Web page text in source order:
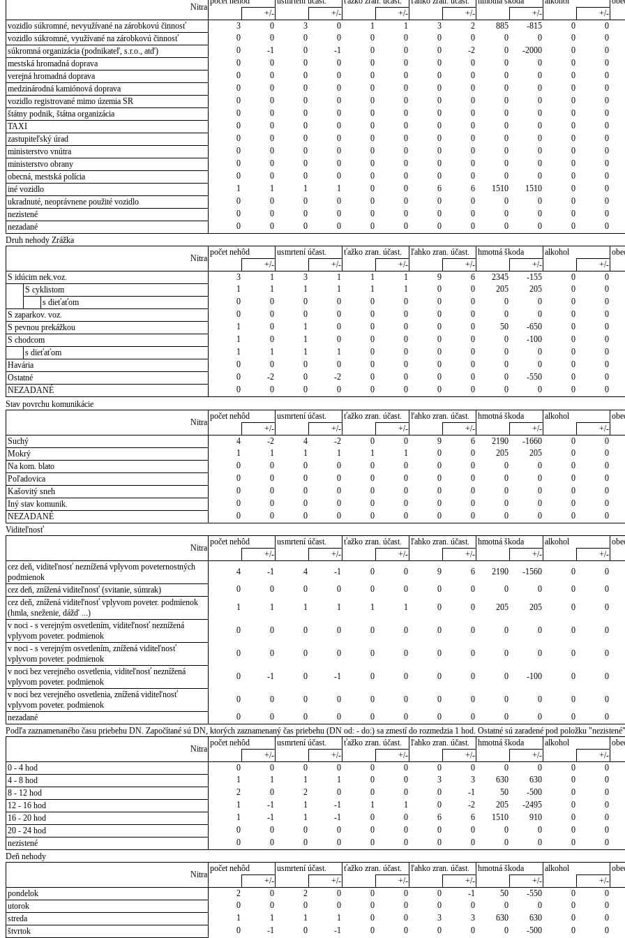
Nitra
+/-
+/- +/- +/- +/- +/-
vozidlo súkromné, nevyužívané na zárobkovú činnosť
3 0 3 0 1 1 3 2 885 -815 0 0
vozidlo súkromné, využívané na zárobkovú činnosť
0 0 0 0 0 0 0 0 0 0 0 0
súkromná organizácia (podnikateľ, s.r.o., atď)
0 -1 0 -1 0 0 0 -2 0 -2000 0 0
mestská hromadná doprava
0 0 0 0 0 0 0 0 0 0 0 0
verejná hromadná doprava
0 0 0 0 0 0 0 0 0 0 0 0
medzinárodná kamiónová doprava
0 0 0 0 0 0 0 0 0 0 0 0
vozidlo registrované mimo územia SR
0 0 0 0 0 0 0 0 0 0 0 0
štátny podnik, štátna organizácia
0 0 0 0 0 0 0 0 0 0 0 0
TAXI
0 0 0 0 0 0 0 0 0 0 0 0
zastupiteľský úrad
0 0 0 0 0 0 0 0 0 0 0 0
ministerstvo vnútra
0 0 0 0 0 0 0 0 0 0 0 0
ministerstvo obrany
0 0 0 0 0 0 0 0 0 0 0 0
obecná, mestská polícia
0 0 0 0 0 0 0 0 0 0 0 0
iné vozidlo
1 1 1 1 0 0 6 6 1510 1510 0 0
ukradnuté, neoprávnene použité vozidlo
0 0 0 0 0 0 0 0 0 0 0 0
nezistené
0 0 0 0 0 0 0 0 0 0 0 0
nezadané
0 0 0 0 0 0 0 0 0 0 0 0
Druh nehody Zrážka
Nitra
počet nehôd usmrtení účast. ťažko zran. účast. ľahko zran. účast. hmotná škoda alkohol
+/-
+/- +/- +/- +/- +/-
S idúcim nek.voz.
3 1 3 1 1 1 9 6 2345 -155 0 0
S cyklistom
1 1 1 1 1 1 0 0 205 205 0 0
s dieťaťom
0 0 0 0 0 0 0 0 0 0 0 0
S zaparkov. voz.
0 0 0 0 0 0 0 0 0 0 0 0
S pevnou prekážkou
1 0 1 0 0 0 0 0 50 -650 0 0
S chodcom
1 0 1 0 0 0 0 0 0 -100 0 0
s dieťaťom
1 1 1 1 0 0 0 0 0 0 0 0
Havária
0 0 0 0 0 0 0 0 0 0 0 0
Ostatné
0 -2 0 -2 0 0 0 0 0 -550 0 0
NEZADANÉ
0 0 0 0 0 0 0 0 0 0 0 0
Stav povrchu komunikácie
Nitra
počet nehôd usmrtení účast. ťažko zran. účast. ľahko zran. účast. hmotná škoda alkohol
+/-
+/- +/- +/- +/- +/-
Suchý
4 -2 4 -2 0 0 9 6 2190 -1660 0 0
Mokrý
1 1 1 1 1 1 0 0 205 205 0 0
Na kom. blato
0 0 0 0 0 0 0 0 0 0 0 0
Poľadovica
0 0 0 0 0 0 0 0 0 0 0 0
Kašovitý sneh
0 0 0 0 0 0 0 0 0 0 0 0
Iný stav komunik.
0 0 0 0 0 0 0 0 0 0 0 0
NEZADANÉ
0 0 0 0 0 0 0 0 0 0 0 0
Viditeľnosť
Nitra
počet nehôd usmrtení účast. ťažko zran. účast. ľahko zran. účast. hmotná škoda alkohol
+/-
+/- +/- +/- +/- +/-
cez deň, viditeľnosť neznížená vplyvom poveternostných
podmienok
4 -1 4 -1 0 0 9 6 2190 -1560 0 0
cez deň, znížená viditeľnosť (svitanie, súmrak)
0 0 0 0 0 0 0 0 0 0 0 0
cez deň, znížená viditeľnosť vplyvom poveter. podmienok
(hmla, sneženie, dážď ...)
1 1 1 1 1 1 0 0 205 205 0 0
v noci - s verejným osvetlením, viditeľnosť neznížená
vplyvom poveter. podmienok
0 0 0 0 0 0 0 0 0 0 0 0
v noci - s verejným osvetlením, znížená viditeľnosť
vplyvom poveter. podmienok
0 0 0 0 0 0 0 0 0 0 0 0
v noci bez verejného osvetlenia, viditeľnosť neznížená
vplyvom poveter. podmienok
0 -1 0 -1 0 0 0 0 0 -100 0 0
v noci bez verejného osvetlenia, znížená viditeľnosť
vplyvom poveter. podmienok
0 0 0 0 0 0 0 0 0 0 0 0
nezadané
0 0 0 0 0 0 0 0 0 0 0 0
Podľa zaznamenaného času priebehu DN. Započítané sú DN, ktorých zaznamenaný čas priebehu (DN od: - do:) sa zmestí do rozmedzia 1 hod. Ostatné sú zaradené pod položku "nezistené"
Nitra
počet nehôd usmrtení účast. ťažko zran. účast. ľahko zran. účast. hmotná škoda alkohol
+/-
+/- +/- +/- +/- +/-
0 - 4 hod
0 0 0 0 0 0 0 0 0 0 0 0
4 - 8 hod
1 1 1 1 0 0 3 3 630 630 0 0
8 - 12 hod
2 0 2 0 0 0 0 -1 50 -500 0 0
12 - 16 hod
1 -1 1 -1 1 1 0 -2 205 -2495 0 0
16 - 20 hod
1 -1 1 -1 0 0 6 6 1510 910 0 0
20 - 24 hod
0 0 0 0 0 0 0 0 0 0 0 0
nezistené
0 0 0 0 0 0 0 0 0 0 0 0
Deň nehody
Nitra
počet nehôd usmrtení účast. ťažko zran. účast. ľahko zran. účast. hmotná škoda alkohol
+/-
+/- +/- +/- +/- +/-
pondelok
2 0 2 0 0 0 0 -1 50 -550 0 0
utorok
0 0 0 0 0 0 0 0 0 0 0 0
streda
1 1 1 1 0 0 3 3 630 630 0 0
štvrtok
0 -1 0 -1 0 0 0 0 0 -500 0 0